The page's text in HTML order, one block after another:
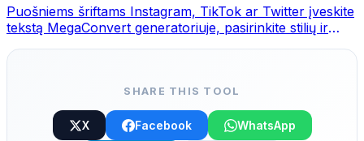
Puošniems šriftams Instagram, TikTok ar Twitter įveskite
tekstą MegaConvert generatoriuje, pasirinkite stilių ir
SHARE THIS TOOL
X Facebook WhatsApp